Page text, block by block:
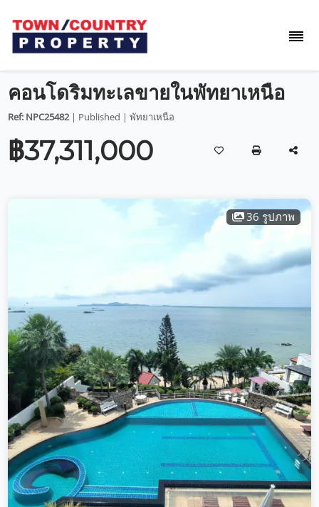
คอนโดริมทะเลขายในพัทยาเหนือ
Ref: NPC25482 | Published | พัทยาเหนือ
฿37,311,000
36 รูปภาพ